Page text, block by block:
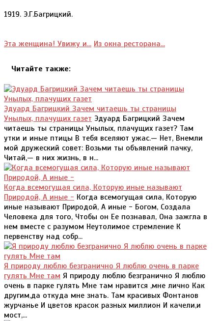
1919. Э.Г.Багрицкий.
Эта женщина! Увижу и... Из окна ресторана...
Читайте также:
Эдуард Багрицкий Зачем читаешь ты страницы
Унылых, плачущих газет Эдуард Багрицкий Зачем
читаешь ты страницы Унылых, плачущих газет? Там
утки и иные птицы В тебя вселяют ужас.— Нет, Внемли
мой дружеский совет: Возьми ты объявлений пачку,
Читай,— в них жизнь, в н...
Когда всемогущая сила, Которую иные называют
Природой, А иные - Когда всемогущая сила, Которую
иные называют Природой, А иные - Богом, Создала
Человека для того, Чтобы он Ее познавал, Она зажгла в
нем вместе с разумом Неутолимое стремление К
первенству над собр...
Я природу люблю безгранично Я люблю очень в парке
гулять Мне там Я природу люблю безгранично Я люблю
очень в парке гулять Мне там нравится ,мне лично Как
другим,да откуда мне знать. Там красивых Фонтанов
журчанье И цветов красок разных миллион И качели,и
мост,...